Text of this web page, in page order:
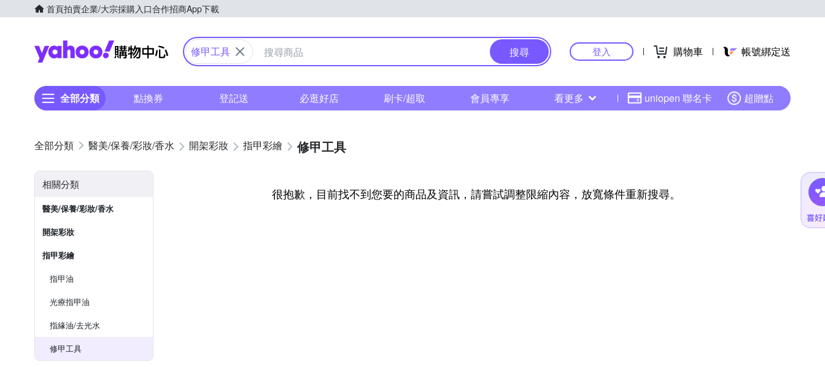
首頁拍賣企業/大宗採購入口合作招商App下載
Yahoo購物中心
修甲工具 搜尋 登入 購物車 帳號綁定送
全部分類 點換券 登記送 必逛好店 刷卡/超取 會員專享 看更多 uniopen 聯名卡 超贈點
醫美/保養/彩妝/香水 開架彩妝 指甲彩繪 修甲工具
相關分類
醫美/保養/彩妝/香水
開架彩妝
指甲彩繪
指甲油
光療指甲油
指緣油/去光水
修甲工具
很抱歉，目前找不到您要的商品及資訊，請嘗試調整限縮內容，放寬條件重新搜尋。